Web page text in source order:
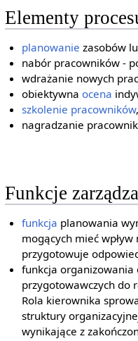
Elementy
planowanie zasobów
nabór pracowników -
wdrażanie nowych
obiektywnaocena
szkolenie pracowników,
nagradzanie
Funkcje
funkcja planowania
mogących mieć wpływ
przygotowuje
funkcja organizowania
przygotowawczych do
Rola kierownika
struktury
wynikające z